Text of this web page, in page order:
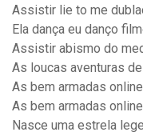
Assistir lie to me
Ela dança eu danço
Assistir abismo do
As loucas aventuras
As bem armadas
As bem armadas
Nasce uma estrela